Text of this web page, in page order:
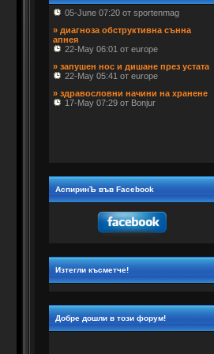
» диагноза обструктивна сънна
апнея
22-May 06:01 от europe
» запушен нос и дишане през устата
22-May 05:41 от europe
» здравословни начини на хранене
17-May 07:29 от Bonjur
АспиринЪ във Facebook
Изтегли късметче!
Добре дошли в този форум!